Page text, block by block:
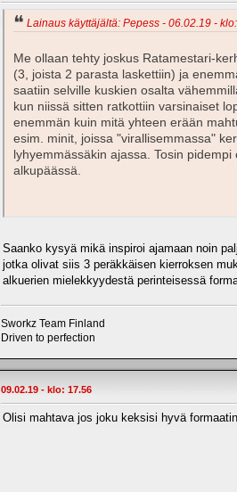
Lainaus käyttäjältä: Pepess - 06.02.19 -
Me ollaan tehty joskus Ratamestari-
(3, joista 2 parasta laskettiin) ja
saatiin selville kuskien osalta
kun niissä sitten ratkottiin varsinaiset
enemmän kuin mitä yhteen erään
esim. minit, joissa "virallisemmassa"
lyhyemmässäkin ajassa. Tosin
alkupäässä.
Saanko kysyä mikä inspiroi ajamaan noin
jotka olivat siis 3 peräkkäisen kierroksen
alkuerien mielekkyydestä perinteisessä
Sworkz Team Finland
Driven to perfection
09.02.19 - klo: 17.56
Olisi mahtava jos joku keksisi hyvä